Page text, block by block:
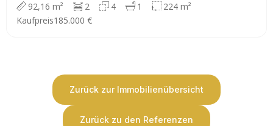
92,16 m²
2 4 1
224 m²
Kaufpreis185.000 €
Zurück zur Immobilienübersicht
Zurück zu den Referenzen